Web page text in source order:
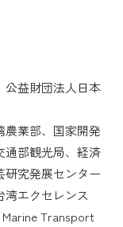
公益財団法人日本
農業部、国家開発
通部観光局、経済
研究発展センター
エクセレンス
Marine Transport